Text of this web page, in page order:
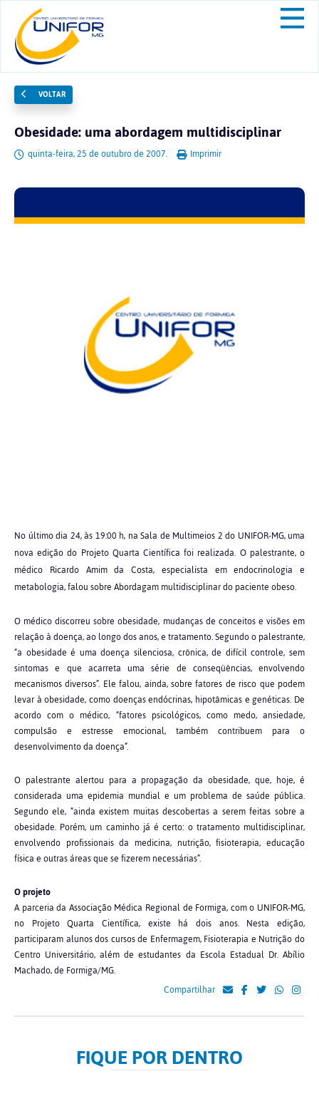
VOLTAR
Obesidade: uma abordagem multidisciplinar
quinta-feira, 25 de outubro de 2007. Imprimir
No último dia 24, às 19:00 h, na Sala de Multimeios 2 do UNIFOR-MG, uma
nova edição do Projeto Quarta Científica foi realizada. O palestrante, o
médico Ricardo Amim da Costa, especialista em endocrinologia e
metabologia, falou sobre Abordagam multidisciplinar do paciente obeso.
O médico discorreu sobre obesidade, mudanças de conceitos e visões em
relação à doença, ao longo dos anos, e tratamento. Segundo o palestrante,
“a obesidade é uma doença silenciosa, crônica, de difícil controle, sem
sintomas e que acarreta uma série de conseqüências, envolvendo
mecanismos diversos”. Ele falou, ainda, sobre fatores de risco que podem
levar à obesidade, como doenças endócrinas, hipotâmicas e genéticas. De
acordo com o médico, “fatores psicológicos, como medo, ansiedade,
compulsão e estresse emocional, também contribuem para o
desenvolvimento da doença”.
O palestrante alertou para a propagação da obesidade, que, hoje, é
considerada uma epidemia mundial e um problema de saúde pública.
Segundo ele, “ainda existem muitas descobertas a serem feitas sobre a
obesidade. Porém, um caminho já é certo: o tratamento multidisciplinar,
envolvendo profissionais da medicina, nutrição, fisioterapia, educação
física e outras áreas que se fizerem necessárias”.
O projeto
A parceria da Associação Médica Regional de Formiga, com o UNIFOR-MG,
no Projeto Quarta Científica, existe há dois anos. Nesta edição,
participaram alunos dos cursos de Enfermagem, Fisioterapia e Nutrição do
Centro Universitário, além de estudantes da Escola Estadual Dr. Abílio
Machado, de Formiga/MG.
Compartilhar
FIQUE POR DENTRO